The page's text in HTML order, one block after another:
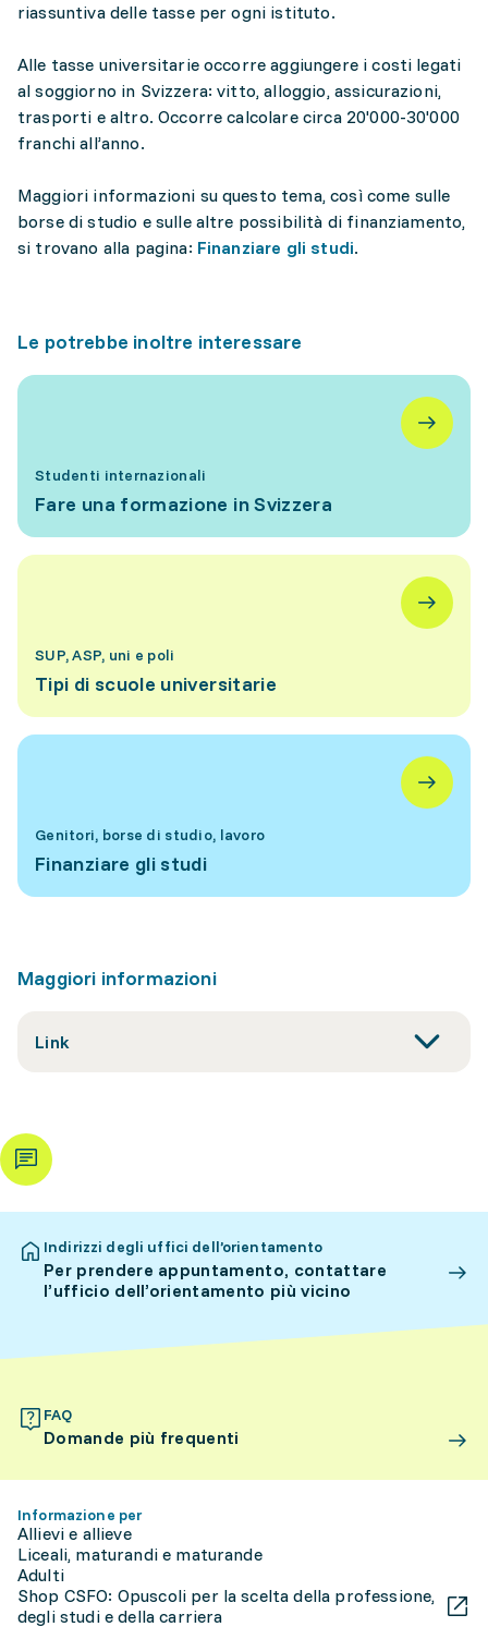
riassuntiva delle tasse per ogni istituto.
Alle tasse universitarie occorre aggiungere i costi legati
al soggiorno in Svizzera: vitto, alloggio, assicurazioni,
trasporti e altro. Occorre calcolare circa 20'000-30'000
franchi all’anno.
Maggiori informazioni su questo tema, così come sulle
borse di studio e sulle altre possibilità di finanziamento,
si trovano alla pagina: Finanziare gli studi.
Le potrebbe inoltre interessare
Studenti internazionali
Fare una formazione in Svizzera
SUP, ASP, uni e poli
Tipi di scuole universitarie
Genitori, borse di studio, lavoro
Finanziare gli studi
Maggiori informazioni
Link
Indirizzi degli uffici dell’orientamento
Per prendere appuntamento, contattare
l’ufficio dell’orientamento più vicino
FAQ
Domande più frequenti
Informazione per
Allievi e allieve
Liceali, maturandi e maturande
Adulti
Shop CSFO: Opuscoli per la scelta della professione,
degli studi e della carriera